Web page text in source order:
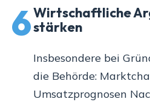
6Wirtschaftliche
stärken
Insbesondere bei
die Behörde:
Umsatzprognosen